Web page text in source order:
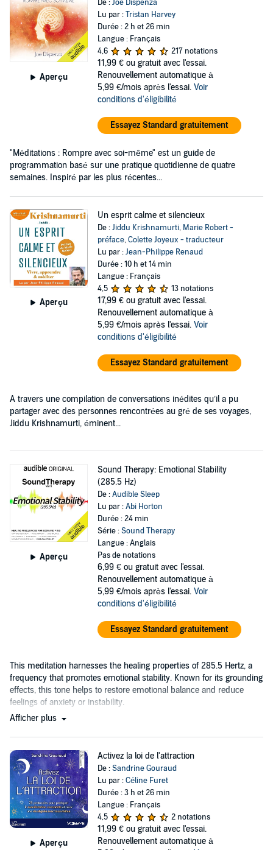
Aperçu
De :Joe Dispenza
Lu par :Tristan Harvey
Durée : 2 h et 26 min
Langue : Français
4,6
217 notations
11,99 € ou gratuit avec l'essai.
Renouvellement automatique à
5,99 €/mois après l'essai. Voir
conditions d'éligibilité
Essayez Standard gratuitement
"Méditations : Rompre avec soi-même" est un guide de
programmation basé sur une pratique quotidienne de quatre
semaines. Inspiré par les plus récentes...
Aperçu
Un esprit calme et silencieux
De :Jiddu Krishnamurti, Marie Robert -
préface,Colette Joyeux - traducteur
Lu par :Jean-Philippe Renaud
Durée : 10 h et 14 min
Langue : Français
4,5
13 notations
17,99 € ou gratuit avec l'essai.
Renouvellement automatique à
5,99 €/mois après l'essai. Voir
conditions d'éligibilité
Essayez Standard gratuitement
A travers une compilation de conversations inédites qu’il a pu
partager avec des personnes rencontrées au gré de ses voyages,
Jiddu Krishnamurti, éminent...
Aperçu
Sound Therapy: Emotional Stability
(285.5 Hz)
De :Audible Sleep
Lu par :Abi Horton
Durée : 24 min
Série :Sound Therapy
Langue : Anglais
Pas de notations
6,99 € ou gratuit avec l'essai.
Renouvellement automatique à
5,99 €/mois après l'essai. Voir
conditions d'éligibilité
Essayez Standard gratuitement
This meditation harnesses the healing properties of 285.5 Hertz, a
frequency that promotes emotional stability. Known for its grounding
effects, this tone helps to restore emotional balance and reduce
feelings of anxiety or instability.
Afficher plus
Aperçu
Activez la loi de l'attraction
De :Sandrine Gouraud
Lu par :Céline Furet
Durée : 3 h et 26 min
Langue : Français
4,5
2 notations
11,99 € ou gratuit avec l'essai.
Renouvellement automatique à